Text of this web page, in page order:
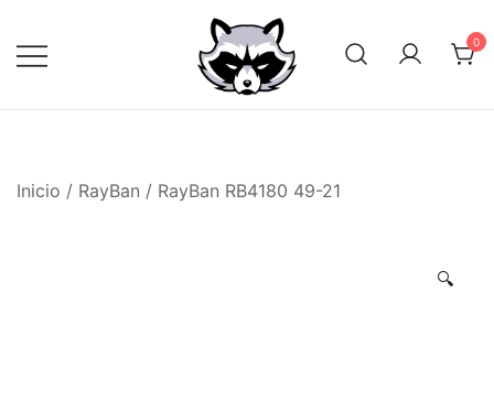
contenido
0
Inicio / RayBan / RayBan RB4180 49-21
🔍